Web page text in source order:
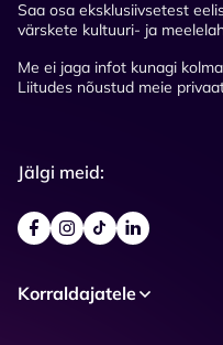
Saa osa eksklusiivsetest
värskete kultuuri- ja
Me ei jaga infot kunagi
Liitudes nõustud meie
Jälgi meid:
Korraldajatele